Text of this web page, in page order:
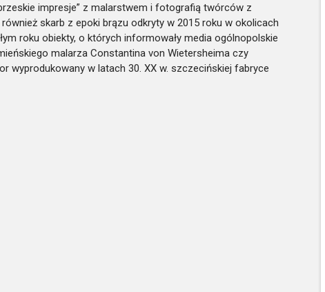
impresje” z malarstwem i fotografią twórców z
skarb z epoki brązu odkryty w 2015 roku w okolicach
roku obiekty, o których informowały media ogólnopolskie
malarza Constantina von Wietersheima czy
wyprodukowany w latach 30. XX w. szczecińskiej fabryce